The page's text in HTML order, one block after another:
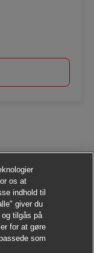
os at
indhold til
giver du
tilgås på
for at gøre
som